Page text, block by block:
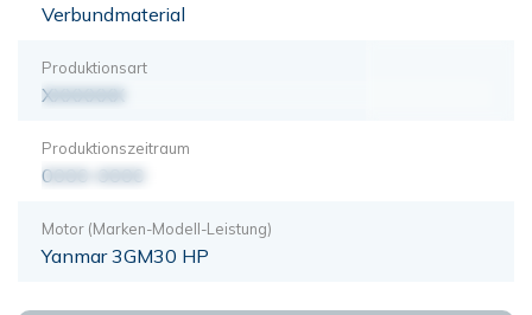
Verbundmaterial
Produktionsart
XXXXXXX
Produktionszeitraum
0000-0000
Motor (Marken-Modell-Leistung)
Yanmar 3GM30 HP